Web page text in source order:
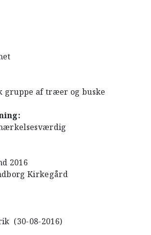
gruppe af træer og buske
2016
Kirkegård
(30-08-2016)